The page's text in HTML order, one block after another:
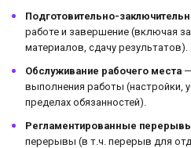
Подготовительно-
работе и завершение (включая
материалов, сдачу результатов).
Обслуживание рабочего места
выполнения работы (настройки,
пределах обязанностей).
Регламентированные
перерывы (в т.ч. перерыв для